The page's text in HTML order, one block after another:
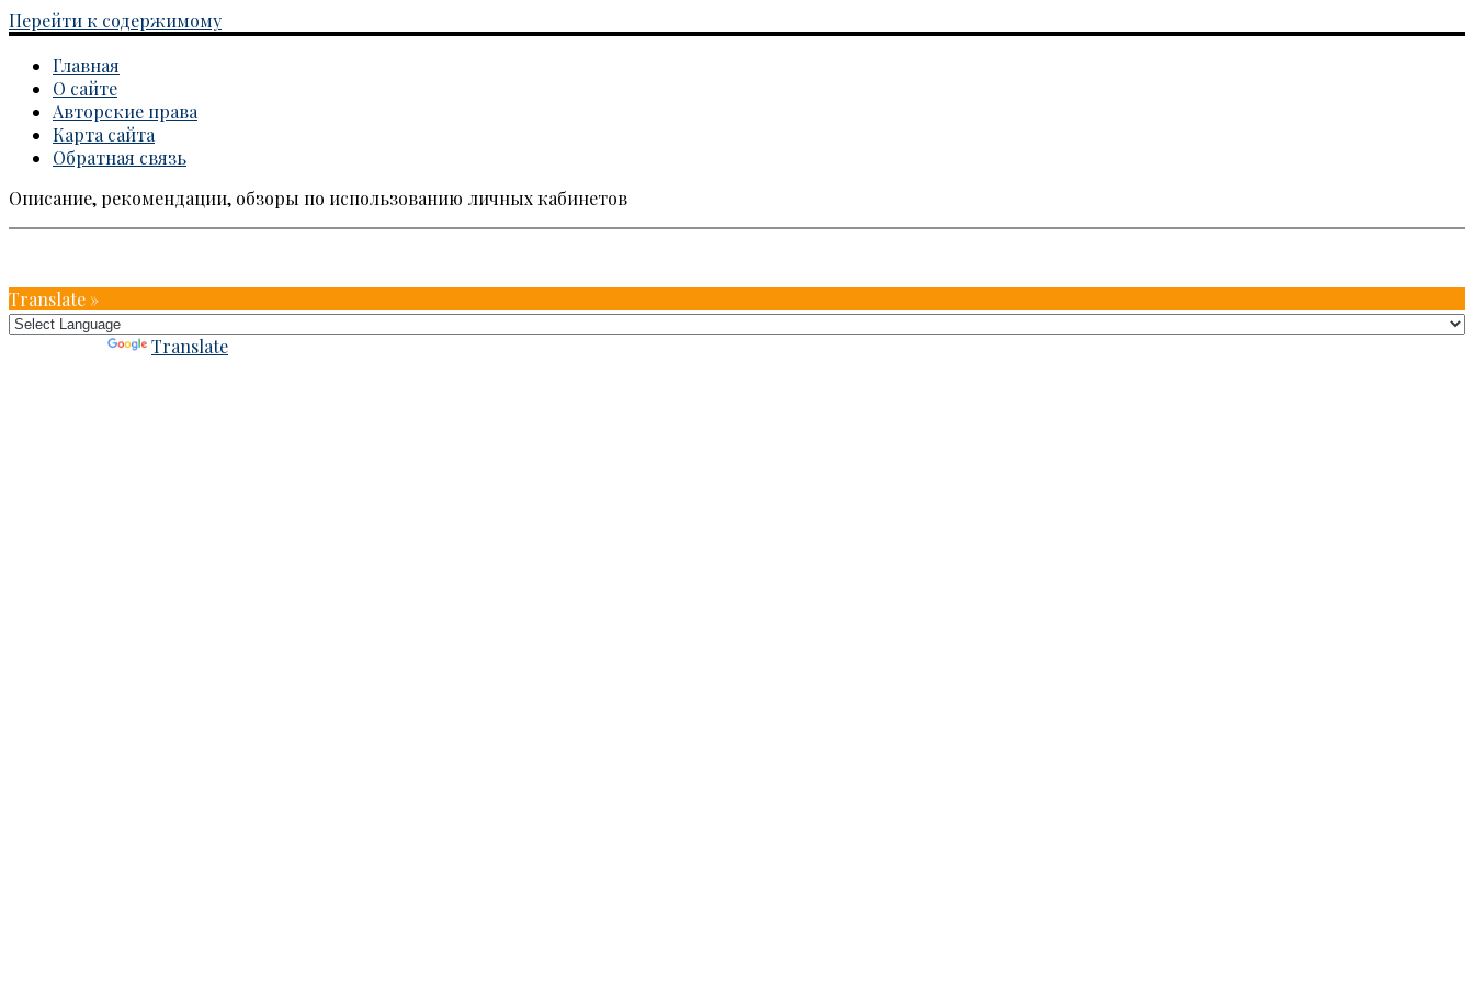
Перейти к содержимому
Главная
О сайте
Авторские права
Карта сайта
Обратная связь
Каталог личных кабинетов
Описание, рекомендации, обзоры по использованию личных кабинетов
Translate »
Translate